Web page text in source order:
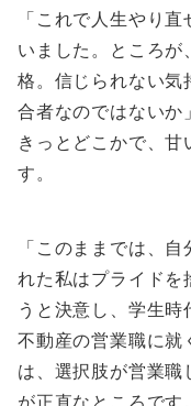
「これで人生やり
いました。ところが
格。信じられない気
合者なのではないか
きっとどこかで、甘
す。
「このままでは、
れた私はプライドを
うと決意し、学生
不動産の営業職に就
は、選択肢が営業
が正直なところです。